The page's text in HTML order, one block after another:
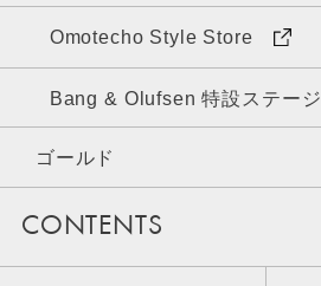
Omotecho Style Store
Bang & Olufsen 特設ステージ
ゴールド
CONTENTS